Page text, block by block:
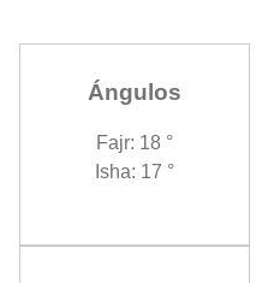
Ángulos
Fajr: 18 °
Isha: 17 °